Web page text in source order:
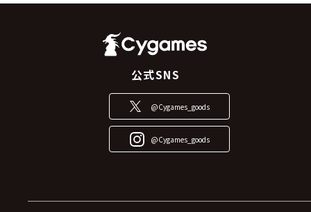
公式SNS
@Cygames_goods
@Cygames_goods